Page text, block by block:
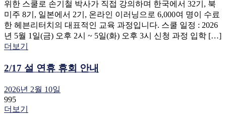
위한 스쿨로 손기철 박사가 직접 강의하며 한국에서 32기, 북
미주 8기, 일본에서 2기, 온라인 이러닝으로 6,000여 명이 수료
한 헤븐리터치의 대표적인 교육 과정입니다. 스쿨 일정 : 2026
년 5월 1일(금) 오후 2시 ~ 5일(화) 오후 3시 신청 과정 입학 […]
더보기
2/17 설 연휴 휴회 안내
2026년 2월 10일
995
더보기